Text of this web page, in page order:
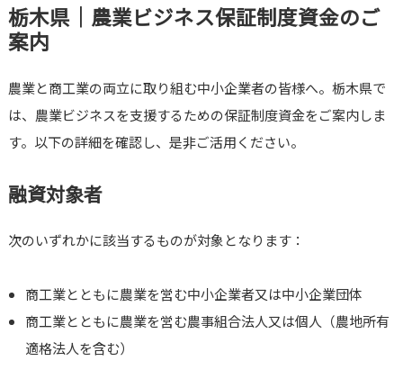
栃木県｜農業ビジネス保証制度資金のご
案内
農業と商工業の両立に取り組む中小企業者の皆様へ。栃木県で
は、農業ビジネスを支援するための保証制度資金をご案内しま
す。以下の詳細を確認し、是非ご活用ください。
融資対象者
次のいずれかに該当するものが対象となります：
商工業とともに農業を営む中小企業者又は中小企業団体
商工業とともに農業を営む農事組合法人又は個人（農地所有
適格法人を含む）